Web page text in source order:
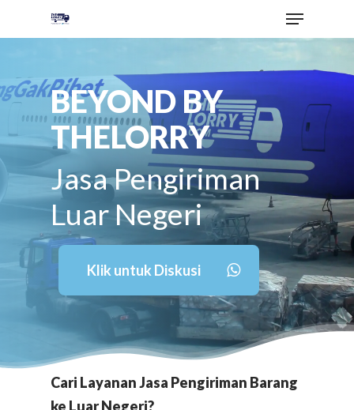
BEYOND BY
THELORRY
Jasa Pengiriman
Luar Negeri
Klik untuk Diskusi
Cari Layanan Jasa Pengiriman Barang
ke Luar Negeri?